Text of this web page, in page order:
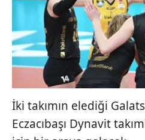
İki takımın elediği
Eczacıbaşı Dynavit